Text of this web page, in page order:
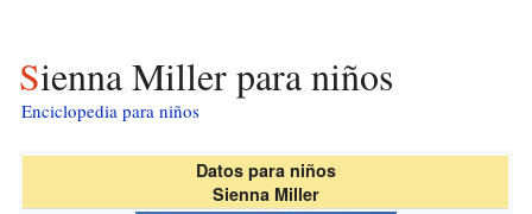
Sienna Miller para niños
Enciclopedia para niños
Datos para niños
Sienna Miller